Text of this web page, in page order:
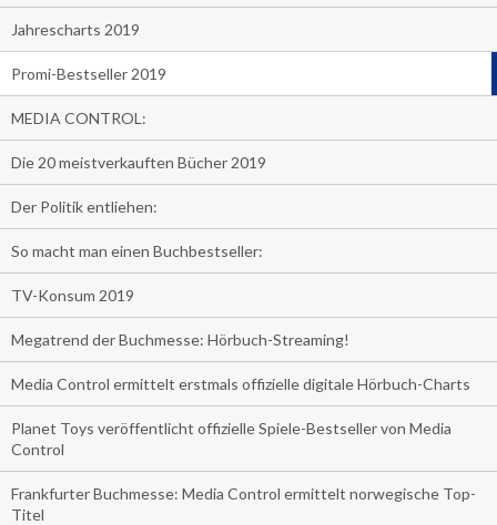
Jahrescharts 2019
Promi-Bestseller 2019
MEDIA CONTROL:
Die 20 meistverkauften Bücher 2019
Der Politik entliehen:
So macht man einen Buchbestseller:
TV-Konsum 2019
Megatrend der Buchmesse: Hörbuch-Streaming!
Media Control ermittelt erstmals offizielle digitale Hörbuch-Charts
Planet Toys veröffentlicht offizielle Spiele-Bestseller von Media
Control
Frankfurter Buchmesse: Media Control ermittelt norwegische Top-
Titel